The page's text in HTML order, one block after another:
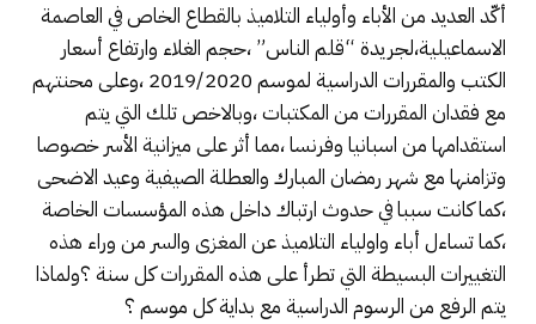
أكّد العديد من الأباء وأولياء التلاميذ بالقطاع الخاص في العاصمة
الاسماعيلية،لجريدة “قلم الناس” ،حجم الغلاء وارتفاع أسعار
الكتب والمقررات الدراسية لموسم 2019/2020 ،وعلى محنتهم
مع فقدان المقررات من المكتبات ،وبالاخص تلك التي يتم
استقدامها من اسبانيا وفرنسا ،مما أثر على ميزانية الأسر خصوصا
وتزامنها مع شهر رمضان المبارك والعطلة الصيفية وعيد الاضحى
،كما كانت سببا في حدوث ارتباك داخل هذه المؤسسات الخاصة
،كما تساءل أباء واولياء التلاميذ عن المغزى والسر من وراء هذه
التغييرات البسيطة التي تطرأ على هذه المقررات كل سنة ؟ولماذا
يتم الرفع من الرسوم الدراسية مع بداية كل موسم ؟